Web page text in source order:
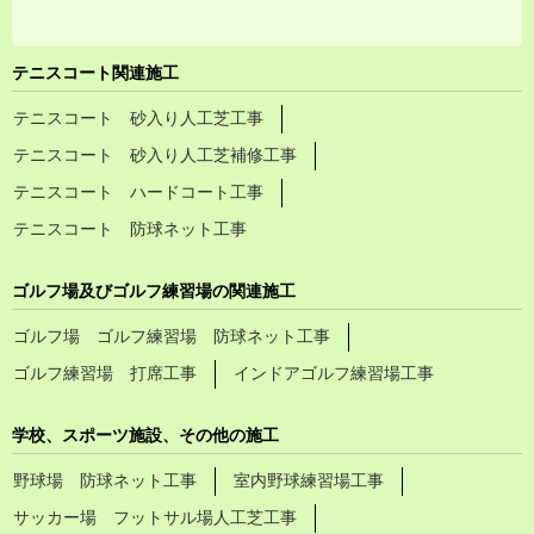
テニスコート関連施工
テニスコート 砂入り人工芝工事
テニスコート 砂入り人工芝補修工事
テニスコート ハードコート工事
テニスコート 防球ネット工事
ゴルフ場及びゴルフ練習場の関連施工
ゴルフ場 ゴルフ練習場 防球ネット工事
ゴルフ練習場 打席工事 インドアゴルフ練習場工事
学校、スポーツ施設、その他の施工
野球場 防球ネット工事 室内野球練習場工事
サッカー場 フットサル場人工芝工事